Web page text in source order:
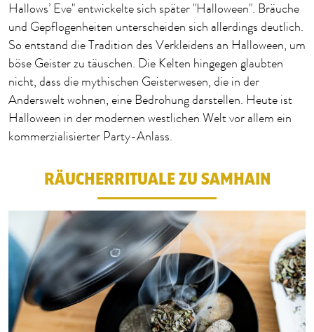
Hallows’ Eve" entwickelte sich später "Halloween". Bräuche
und Gepflogenheiten unterscheiden sich allerdings deutlich.
So entstand die Tradition des Verkleidens an Halloween, um
böse Geister zu täuschen. Die Kelten hingegen glaubten
nicht, dass die mythischen Geisterwesen, die in der
Anderswelt wohnen, eine Bedrohung darstellen. Heute ist
Halloween in der modernen westlichen Welt vor allem ein
kommerzialisierter Party-Anlass.
RÄUCHERRITUALE ZU SAMHAIN